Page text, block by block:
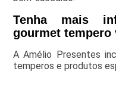
Tenha mais
gourmet tempero
A Amélio Presentes
temperos e produtos